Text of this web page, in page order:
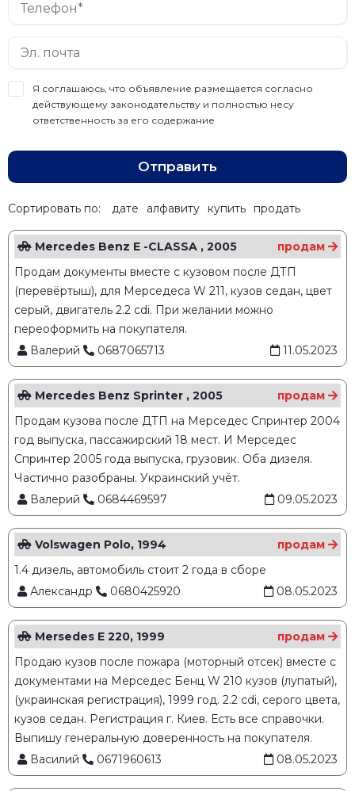
Я соглашаюсь, что объявление размещается согласно
действующему законодательству и полностью несу
ответственность за его содержание
Отправить
Сортировать по: дате алфавиту купить продать
Mercedes Benz E -CLASSA , 2005
продам
Продам документы вместе с кузовом после ДТП
(перевёртыш), для Мерседеса W 211, кузов седан, цвет
серый, двигатель 2.2 cdi. При желании можно
переоформить на покупателя.
Валерий
0687065713 11.05.2023
Mercedes Benz Sprinter , 2005
продам
Продам кузова после ДТП на Мерседес Спринтер 2004
год выпуска, пассажирский 18 мест. И Мерседес
Спринтер 2005 года выпуска, грузовик. Оба дизеля.
Частично разобраны. Украинский учёт.
Валерий
0684469597 09.05.2023
Volswagen Polo, 1994
продам
1.4 дизель, автомобиль стоит 2 года в сборе
Александр
0680425920 08.05.2023
Mersedes E 220, 1999
продам
Продаю кузов после пожара (моторный отсек) вместе с
документами на Мерседес Бенц W 210 кузов (лупатый),
(украинская регистрация), 1999 год. 2.2 cdi, серого цвета,
кузов седан. Регистрация г. Киев. Есть все справочки.
Выпишу генеральную доверенность на покупателя.
Василий
0671960613 08.05.2023